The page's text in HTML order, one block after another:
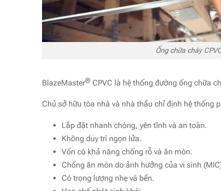
Ống chữa cháy
BlazeMaster®CPVC là hệ thống đường ống chữa
Chủ sở hữu tòa nhà và nhà thầu chỉ định hệ thống
Lắp đặt nhanh chóng, yên tĩnh và an toàn.
Không duy trì ngọn lửa.
Vốn có khả năng chống rỗ và ăn mòn.
Chống ăn mòn do ảnh hưởng của vi sinh
Có trọng lượng nhẹ và bền.